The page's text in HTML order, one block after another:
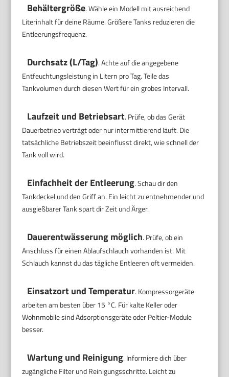
Behältergröße. Wähle ein Modell mit ausreichend
Literinhalt für deine Räume. Größere Tanks reduzieren die
Entleerungsfrequenz.
Durchsatz (L/Tag). Achte auf die angegebene
Entfeuchtungsleistung in Litern pro Tag. Teile das
Tankvolumen durch diesen Wert für ein grobes Intervall.
Laufzeit und Betriebsart. Prüfe, ob das Gerät
Dauerbetrieb verträgt oder nur intermittierend läuft. Die
tatsächliche Betriebszeit beeinflusst direkt, wie schnell der
Tank voll wird.
Einfachheit der Entleerung. Schau dir den
Tankdeckel und den Griff an. Ein leicht zu entnehmender und
ausgießbarer Tank spart dir Zeit und Ärger.
Dauerentwässerung möglich. Prüfe, ob ein
Anschluss für einen Ablaufschlauch vorhanden ist. Mit
Schlauch kannst du das tägliche Entleeren oft vermeiden.
Einsatzort und Temperatur. Kompressorgeräte
arbeiten am besten über 15 °C. Für kalte Keller oder
Wohnmobile sind Adsorptionsgeräte oder Peltier-Module
besser.
Wartung und Reinigung. Informiere dich über
zugängliche Filter und Reinigungsschritte. Leicht zu